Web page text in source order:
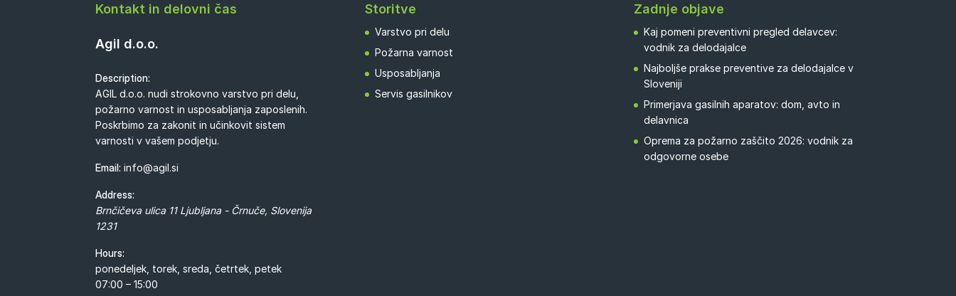
Kontakt in delovni čas
Agil d.o.o.
Description:
AGIL d.o.o. nudi strokovno varstvo pri delu,
požarno varnost in usposabljanja zaposlenih.
Poskrbimo za zakonit in učinkovit sistem
varnosti v vašem podjetju.
Email: info@agil.si
Address:
Brnčičeva ulica 11 Ljubljana - Črnuče, Slovenija
1231
Hours:
ponedeljek, torek, sreda, četrtek, petek
07:00 – 15:00
Storitve
Varstvo pri delu
Požarna varnost
Usposabljanja
Servis gasilnikov
Zadnje objave
Kaj pomeni preventivni pregled delavcev:
vodnik za delodajalce
Najboljše prakse preventive za delodajalce v
Sloveniji
Primerjava gasilnih aparatov: dom, avto in
delavnica
Oprema za požarno zaščito 2026: vodnik za
odgovorne osebe